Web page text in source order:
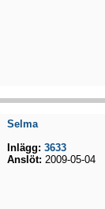
Selma
Inlägg: 3633
Anslöt: 2009-05-04